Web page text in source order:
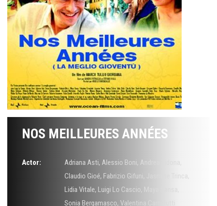
NOS MEILLEURES ANNÉES
Actor: Adriana Asti, Alessio Boni, Andrea Tidona
Claudio Gioé, Fabrizio Gifuni, Jasmine Trinca,
Lidia Vitale, Luigi Lo Cascio,
Sonia Bergamasco, Valentina Carnelutti